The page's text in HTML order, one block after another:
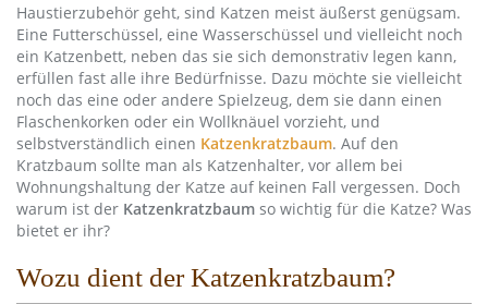
Haustierzubehör geht, sind Katzen meist äußerst genügsam.
Eine Futterschüssel, eine Wasserschüssel und vielleicht noch
ein Katzenbett, neben das sie sich demonstrativ legen kann,
erfüllen fast alle ihre Bedürfnisse. Dazu möchte sie vielleicht
noch das eine oder andere Spielzeug, dem sie dann einen
Flaschenkorken oder ein Wollknäuel vorzieht, und
selbstverständlich einen Katzenkratzbaum. Auf den
Kratzbaum sollte man als Katzenhalter, vor allem bei
Wohnungshaltung der Katze auf keinen Fall vergessen. Doch
warum ist der Katzenkratzbaum so wichtig für die Katze? Was
bietet er ihr?
Wozu dient der Katzenkratzbaum?